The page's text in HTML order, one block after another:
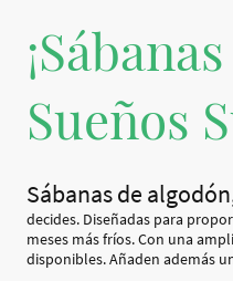
Sueños
Sábanas de
decides. Diseñadas para
meses más fríos. Con una
disponibles. Añaden además